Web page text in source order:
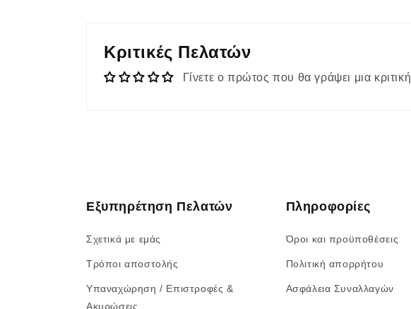
Κριτικές Πελατών
Γίνετε ο πρώτος που θα γράψει μια κριτική
Εξυπηρέτηση Πελατών
Σχετικά με εμάς
Τρόποι αποστολής
Υπαναχώρηση / Επιστροφές &
Ακυρώσεις
Πληροφορίες
Όροι και προϋποθέσεις
Πολιτική απορρήτου
Ασφάλεια Συναλλαγών